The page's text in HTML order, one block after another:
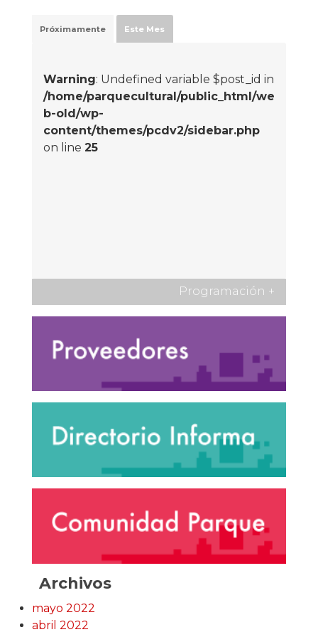
Próximamente Este Mes
Warning: Undefined variable $post_id in
/home/parquecultural/public_html/we
b-old/wp-
content/themes/pcdv2/sidebar.php
on line 25
Programación +
Archivos
mayo 2022
abril 2022